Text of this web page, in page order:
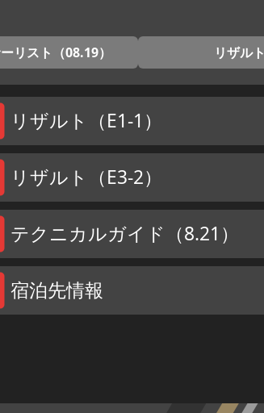
リスト（08.19） リザルト
リザルト（E1-1）
リザルト（E3-2）
テクニカルガイド（8.21）
宿泊先情報